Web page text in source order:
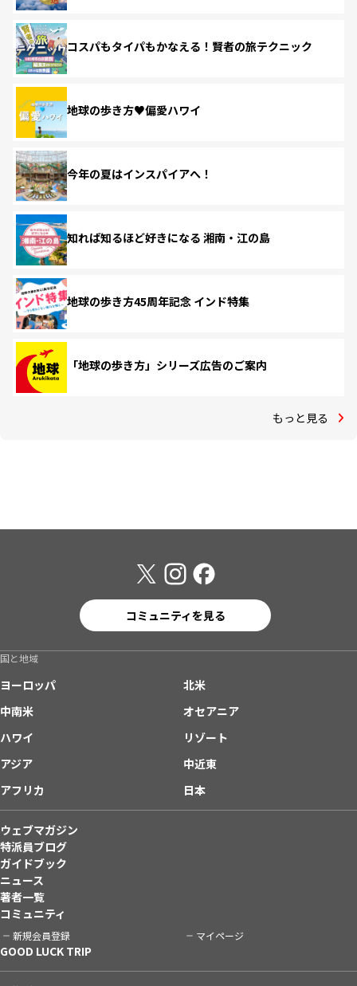
コスパもタイパもかなえる！賢者の旅テクニック
地球の歩き方♥偏愛ハワイ
今年の夏はインスパイアへ！
知れば知るほど好きになる 湘南・江の島
地球の歩き方45周年記念 インド特集
「地球の歩き方」シリーズ広告のご案内
もっと見る
コミュニティを見る
国と地域
ヨーロッパ
北米
中南米
オセアニア
ハワイ
リゾート
アジア
中近東
アフリカ
日本
ウェブマガジン
特派員ブログ
ガイドブック
ニュース
著者一覧
コミュニティ
新規会員登録 マイページ
GOOD LUCK TRIP